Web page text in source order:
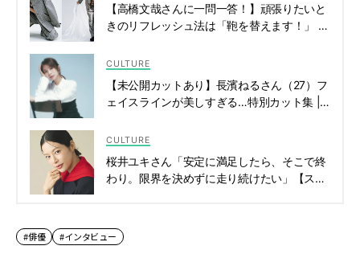
【高橋文哉さんに一問一答！】頑張りたいと
きのリフレッシュ法は「鞄を替えます！」 |
CULTURE
【未公開カットあり】長濱ねるさん（27）フ
ェイスラインが美しすぎる…特別カット集 |
CULTURE
桜井ユキさん「安定に満足したら、そこで終
わり。限界を決めずに走り続けたい」【スペ
#俳優 #インタビュー